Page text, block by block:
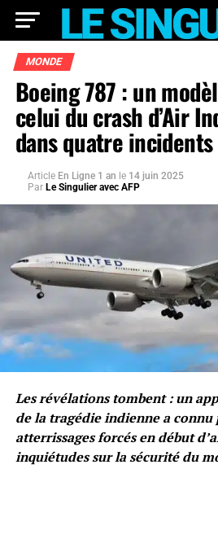
MONDE
Boeing 787 : un
celui du crash d’Air
dans quatre incidents
Article En Ligne 1 an le 14 juin 2025
Par Le Singulier avec AFP
Les révélations tombent : un
de la tragédie indienne a connu
atterrissages forcés en début
inquiétudes sur la sécurité du